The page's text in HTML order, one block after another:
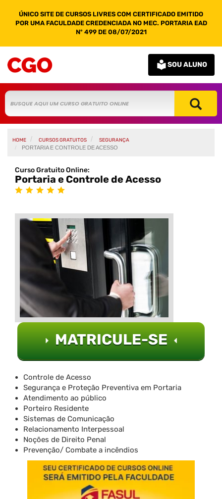
ÚNICO SITE DE CURSOS LIVRES COM CERTIFICADO EMITIDO
POR UMA FACULDADE CREDENCIADA NO MEC. PORTARIA EAD
Nº 499 DE 08/07/2021
SOU ALUNO
HOME CURSOS GRATUITOS
SEGURANÇA
PORTARIA E CONTROLE DE ACESSO
Curso Gratuito Online:
Portaria e Controle de Acesso
MATRICULE-SE
Controle de Acesso
Segurança e Proteção Preventiva em Portaria
Atendimento ao público
Porteiro Residente
Sistemas de Comunicação
Relacionamento Interpessoal
Noções de Direito Penal
Prevenção/ Combate a incêndios